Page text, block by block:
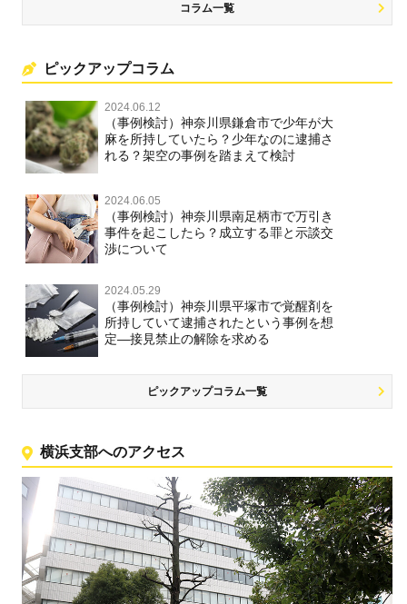
コラム一覧
ピックアップコラム
2024.06.12
（事例検討）神奈川県鎌倉市で少年が大
麻を所持していたら？少年なのに逮捕さ
れる？架空の事例を踏まえて検討
2024.06.05
（事例検討）神奈川県南足柄市で万引き
事件を起こしたら？成立する罪と示談交
渉について
2024.05.29
（事例検討）神奈川県平塚市で覚醒剤を
所持していて逮捕されたという事例を想
定―接見禁止の解除を求める
ピックアップコラム一覧
横浜支部へのアクセス